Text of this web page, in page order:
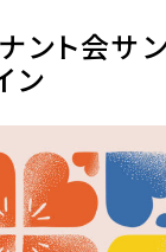
ント会サ
ン